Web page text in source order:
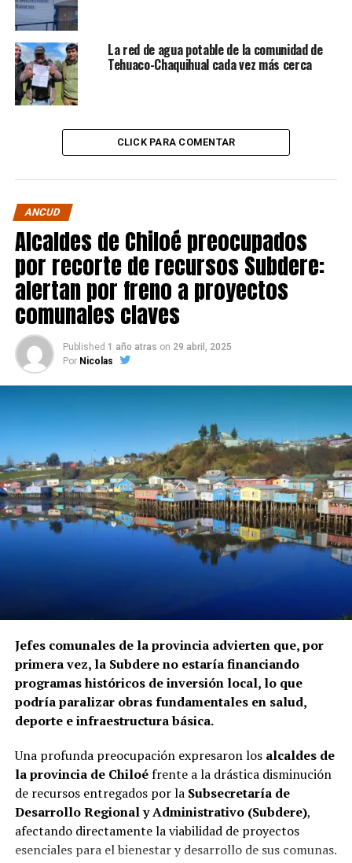
La red de agua potable de la comunidad de
Tehuaco-Chaquihual cada vez más cerca
CLICK PARA COMENTAR
ANCUD
Alcaldes de Chiloé preocupados
por recorte de recursos Subdere:
alertan por freno a proyectos
comunales claves
Published 1 año atras on 29 abril, 2025
Por Nicolas
Jefes comunales de la provincia advierten que, por
primera vez, la Subdere no estaría financiando
programas históricos de inversión local, lo que
podría paralizar obras fundamentales en salud,
deporte e infraestructura básica.
Una profunda preocupación expresaron los alcaldes de
la provincia de Chiloéfrente a la drástica disminución
de recursos entregados por la Subsecretaría de
Desarrollo Regional y Administrativo (Subdere),
afectando directamente la viabilidad de proyectos
esenciales para el bienestar y desarrollo de sus comunas.